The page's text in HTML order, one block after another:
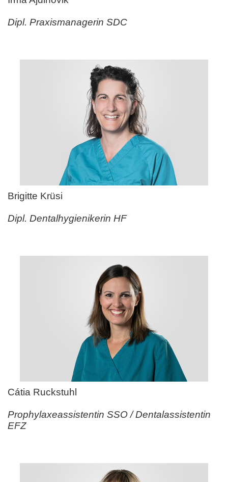
Dipl. Praxismanagerin SDC
Brigitte Krüsi
Dipl. Dentalhygienikerin HF
Cátia Ruckstuhl
Prophylaxeassistentin SSO / Dentalassistentin
EFZ